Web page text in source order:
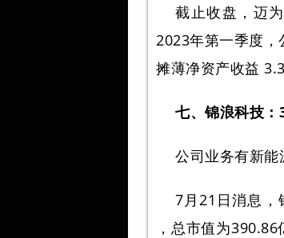
截止收盘，迈
2023年第一季度
摊薄净资产收益
七、锦浪科技
公司业务有新能
7月21日消息，
，总市值为